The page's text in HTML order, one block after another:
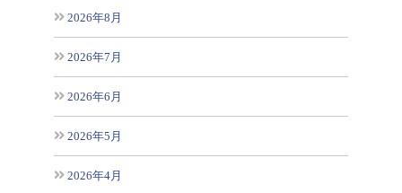
2026年8月
2026年7月
2026年6月
2026年5月
2026年4月